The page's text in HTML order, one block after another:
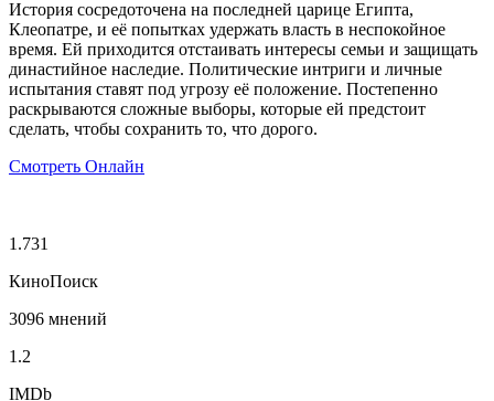
История сосредоточена на последней царице Египта,
Клеопатре, и её попытках удержать власть в неспокойное
время. Ей приходится отстаивать интересы семьи и защищать
династийное наследие. Политические интриги и личные
испытания ставят под угрозу её положение. Постепенно
раскрываются сложные выборы, которые ей предстоит
сделать, чтобы сохранить то, что дорого.
Смотреть Онлайн
1.731
КиноПоиск
3096 мнений
1.2
IMDb